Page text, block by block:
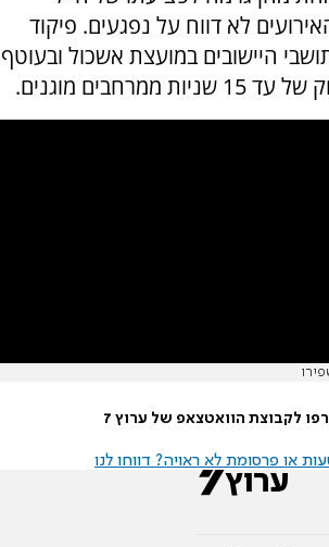
לא דווח על נפגעים. פיקוד
היישובים במועצת אשכול ובעוטף
מוגנים.
לקבוצת הוואטצאפ של ערוץ 7
או פרסומת לא ראויה? דווחו לנו